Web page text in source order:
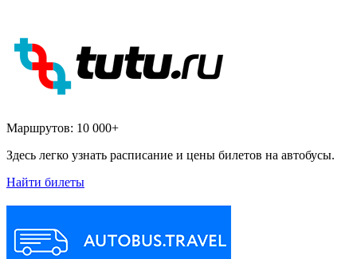
Маршрутов: 10 000+
Здесь легко узнать расписание и цены билетов на автобусы.
Найти билеты